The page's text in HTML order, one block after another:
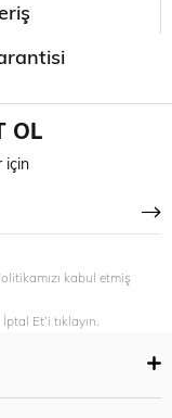
OL
için
kabul etmiş
Et’i tıklayın.